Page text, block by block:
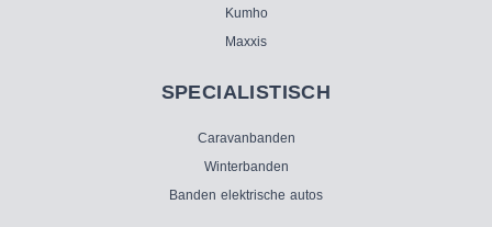
Kumho
Maxxis
SPECIALISTISCH
Caravanbanden
Winterbanden
Banden elektrische autos